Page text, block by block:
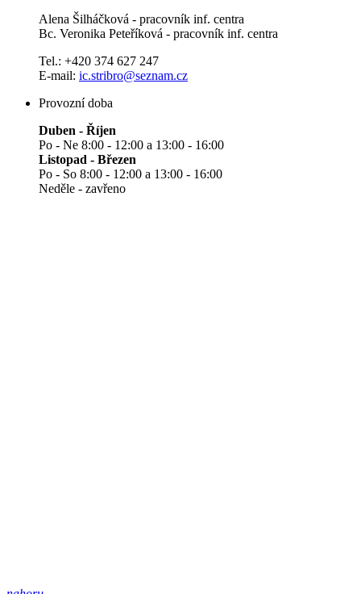
Alena Šilháčková - pracovník inf. centra
Bc. Veronika Peteříková - pracovník inf. centra
Tel.: +420 374 627 247
E-mail: ic.stribro@seznam.cz
Provozní doba
Duben - Říjen
Po - Ne 8:00 - 12:00 a 13:00 - 16:00
Listopad - Březen
Po - So 8:00 - 12:00 a 13:00 - 16:00
Neděle - zavřeno